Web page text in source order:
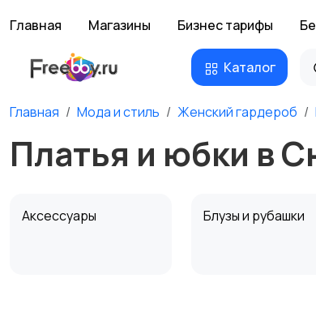
Главная Магазины Бизнес тарифы
Каталог
Главная Мода и стиль Женский гардероб
Платья и юбки в
Аксессуары Блузы и рубашки